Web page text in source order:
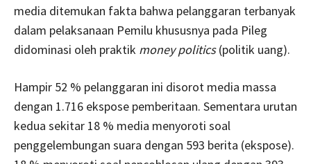
media ditemukan fakta bahwa pelanggaran terbanyak
dalam pelaksanaan Pemilu khususnya pada Pileg
didominasi oleh praktik money politics(politik uang).
Hampir 52 % pelanggaran ini disorot media massa
dengan 1.716 ekspose pemberitaan. Sementara urutan
kedua sekitar 18 % media menyoroti soal
penggelembungan suara dengan 593 berita (ekspose).